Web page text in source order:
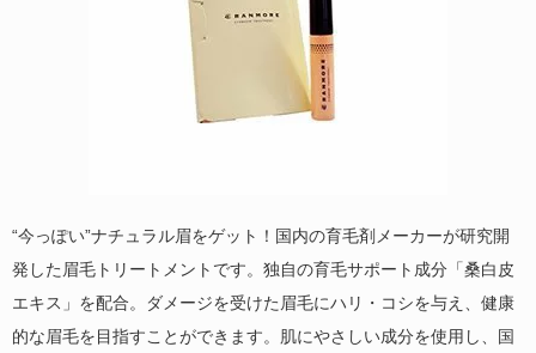
“今っぽい”ナチュラル眉をゲット！国内の育毛剤メーカーが研究開
発した眉毛トリートメントです。独自の育毛サポート成分「桑白皮
エキス」を配合。ダメージを受けた眉毛にハリ・コシを与え、健康
的な眉毛を目指すことができます。肌にやさしい成分を使用し、国